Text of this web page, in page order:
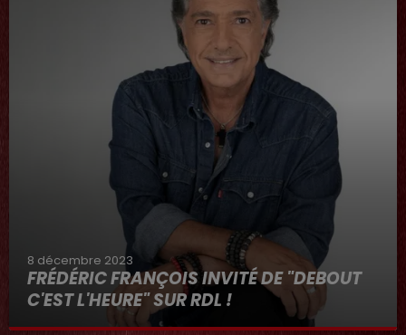
8 décembre 2023
FRÉDÉRIC FRANÇOIS INVITÉ DE "DEBOUT
C'EST L'HEURE" SUR RDL !
8 décembre 2023